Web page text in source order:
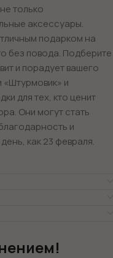
только
аксессуары.
подарком на
без повода. Подберите
и порадует вашего
«Штурмовик» и
для тех, кто ценит
Они могут стать
и
как 23 февраля.